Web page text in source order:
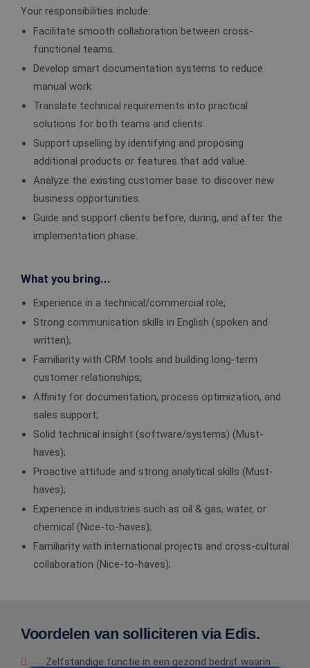
Your responsibilities include:
Facilitate smooth collaboration between cross-
functional teams.
Develop smart documentation systems to reduce
manual work.
Translate technical requirements into practical
solutions for both teams and clients.
Support upselling by identifying and proposing
additional products or features that add value.
Analyze the existing customer base to discover new
business opportunities.
Guide and support clients before, during, and after the
implementation phase.
What you bring...
Experience in a technical/commercial role;
Strong communication skills in English (spoken and
written);
Familiarity with CRM tools and building long-term
customer relationships;
Affinity for documentation, process optimization, and
sales support;
Solid technical insight (software/systems) (Must-
haves);
Proactive attitude and strong analytical skills (Must-
haves);
Experience in industries such as oil & gas, water, or
chemical (Nice-to-haves);
Familiarity with international projects and cross-cultural
collaboration (Nice-to-haves);
Voordelen van solliciteren via Edis.
Zelfstandige functie in een gezond bedrijf waarin